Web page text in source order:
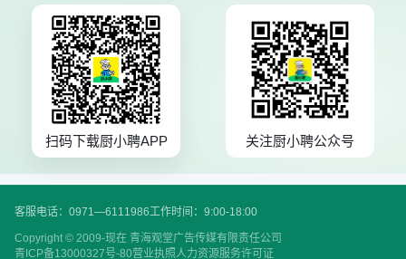
扫码下载厨小聘APP 关注厨小聘公众号
客服电话：0971—6111986工作时间：9:00-18:00
Copyright © 2009-现在 青海观堂广告传媒有限责任公司
青ICP备13000327号-80营业执照人力资源服务许可证